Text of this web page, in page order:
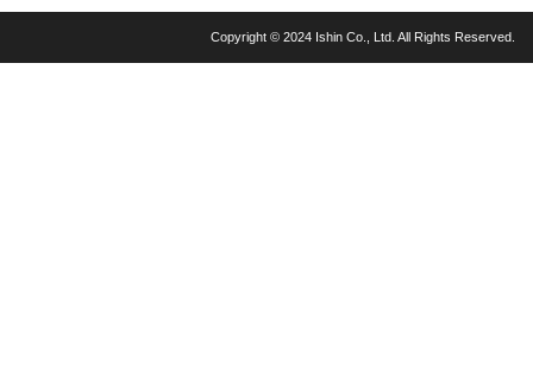
Copyright © 2024 Ishin Co., Ltd. All Rights Reserved.